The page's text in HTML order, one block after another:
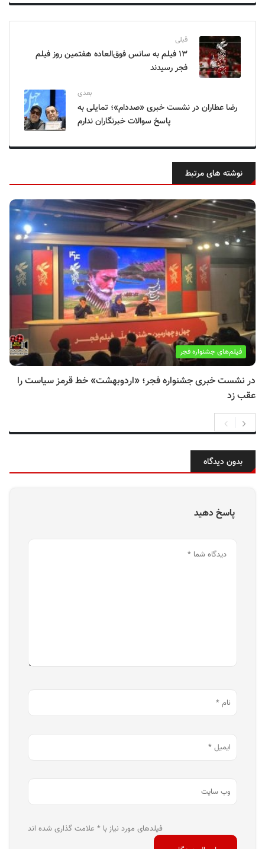
قبلی
۱۳ فیلم به سانس فوق‌العاده هفتمین روز فیلم
فجر رسیدند
بعدی
رضا عطاران در نشست خبری «صددام»؛ تمایلی به
پاسخ سوالات خبرنگاران ندارم
نوشته های مرتبط
فیلم‌های جشنواره فجر
در نشست خبری جشنواره فجر؛ «اردوبهشت» خط قرمز سیاست را
عقب زد
بدون دیدگاه
پاسخ دهید
فیلدهای مورد نیاز با * علامت گذاری شده اند